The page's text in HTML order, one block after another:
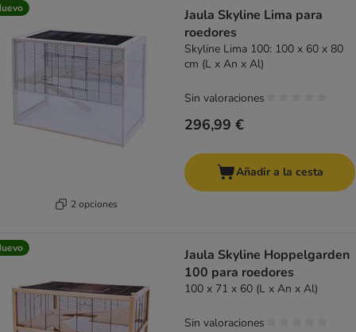
2 opciones
Jaula Skyline Lima para
roedores
Skyline Lima 100: 100 x 60 x 80
cm (L x An x Al)
296,99 €
Sin valoraciones
Añadir a la cesta
Jaula Skyline Hoppelgarden
100 para roedores
100 x 71 x 60 (L x An x Al)
Sin valoraciones